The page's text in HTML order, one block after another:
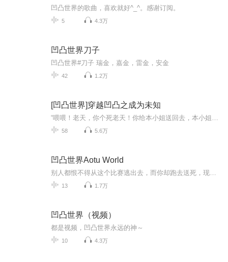
凹凸世界的歌曲，喜欢就好^_^。感谢订阅。
5 4.3万
凹凸世界刀子
凹凸世界#刀子 瑞金，嘉金，雷金，安金
42 1.2万
[凹凸世界]穿越凹凸之成为未知
58 5.6万
凹凸世界Aotu World
13 1.7万
凹凸世界（视频）
都是视频，凹凸世界永远的神～
10 4.3万